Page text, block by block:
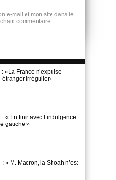
e-mail et mon site dans le
commentaire.
«La France n’expulse
étranger irrégulier»
« En finir avec l’indulgence
gauche »
« M. Macron, la Shoah n’est